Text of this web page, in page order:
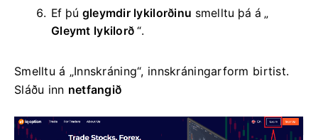
Ef þú gleymdir lykilorðinu smelltu þá á „
Gleymt lykilorð “.
Smelltu á „Innskráning“, innskráningarform birtist.
Sláðu inn netfangið